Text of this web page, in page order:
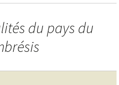
du pays du